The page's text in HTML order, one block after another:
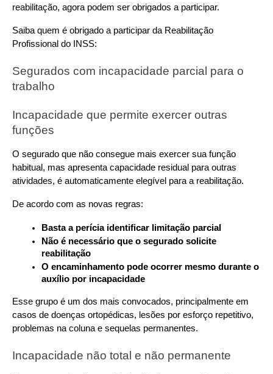
reabilitação, agora podem ser obrigados a participar.
Saiba quem é obrigado a participar da Reabilitação
Profissional do INSS:
Segurados com incapacidade parcial para o
trabalho
Incapacidade que permite exercer outras
funções
O segurado que não consegue mais exercer sua função
habitual, mas apresenta capacidade residual para outras
atividades, é automaticamente elegível para a reabilitação.
De acordo com as novas regras:
Basta a perícia identificar limitação parcial
Não é necessário que o segurado solicite
reabilitação
O encaminhamento pode ocorrer mesmo durante o
auxílio por incapacidade
Esse grupo é um dos mais convocados, principalmente em
casos de doenças ortopédicas, lesões por esforço repetitivo,
problemas na coluna e sequelas permanentes.
Incapacidade não total e não permanente